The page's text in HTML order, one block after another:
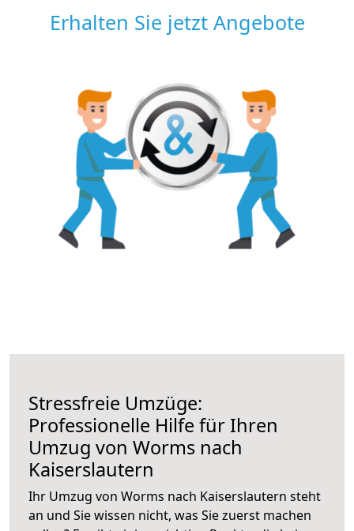
Erhalten Sie jetzt Angebote
Stressfreie Umzüge:
Professionelle Hilfe für Ihren
Umzug von Worms nach
Kaiserslautern
Ihr Umzug von Worms nach Kaiserslautern steht
an und Sie wissen nicht, was Sie zuerst machen